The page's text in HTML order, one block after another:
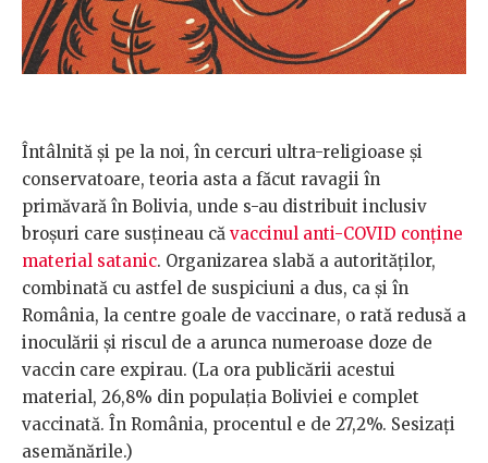
Întâlnită și pe la noi, în cercuri ultra-religioase și
conservatoare, teoria asta a făcut ravagii în
primăvară în Bolivia, unde s-au distribuit inclusiv
broșuri care susțineau că vaccinul anti-COVID conține
material satanic. Organizarea slabă a autorităților,
combinată cu astfel de suspiciuni a dus, ca și în
România, la centre goale de vaccinare, o rată redusă a
inoculării și riscul de a arunca numeroase doze de
vaccin care expirau. (La ora publicării acestui
material, 26,8% din populația Boliviei e complet
vaccinată. În România, procentul e de 27,2%. Sesizați
asemănările.)